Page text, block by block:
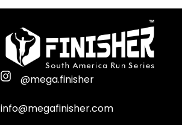
@mega.finisher
info@megafinisher.com